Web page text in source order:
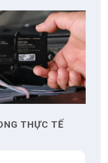
THỰC TẾ